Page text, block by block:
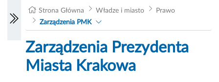
Strona Główna Władze i miasto
Prawo
Zarządzenia PMK
Zarządzenia Prezydenta
Miasta Krakowa